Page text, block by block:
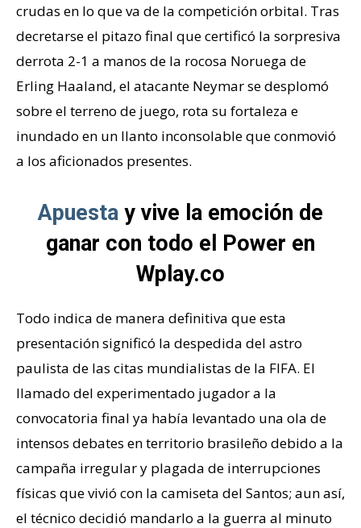
crudas en lo que va de la competición orbital. Tras
decretarse el pitazo final que certificó la sorpresiva
derrota 2-1 a manos de la rocosa Noruega de
Erling Haaland, el atacante Neymar se desplomó
sobre el terreno de juego, rota su fortaleza e
inundado en un llanto inconsolable que conmovió
a los aficionados presentes.
Apuesta y vive la emoción de
ganar con todo el Power en
Wplay.co
Todo indica de manera definitiva que esta
presentación significó la despedida del astro
paulista de las citas mundialistas de la FIFA. El
llamado del experimentado jugador a la
convocatoria final ya había levantado una ola de
intensos debates en territorio brasileño debido a la
campaña irregular y plagada de interrupciones
físicas que vivió con la camiseta del Santos; aun así,
el técnico decidió mandarlo a la guerra al minuto